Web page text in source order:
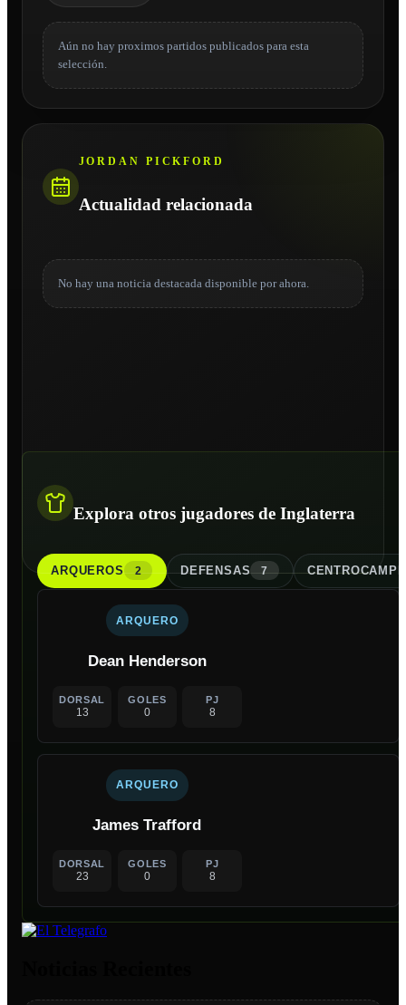
Aún no hay proximos partidos publicados para esta
selección.
JORDAN PICKFORD
Actualidad relacionada
No hay una noticia destacada disponible por ahora.
Explora otros jugadores de Inglaterra
ARQUEROS 2 DEFENSAS 7
ARQUERO
Dean Henderson
DORSAL
13
GOLES
0
PJ
8
ARQUERO
James Trafford
DORSAL
23
GOLES
0
PJ
8